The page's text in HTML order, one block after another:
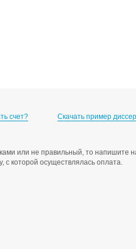
счет? Скачать пример
или не правильный, то напишите
с которой осуществлялась оплата.